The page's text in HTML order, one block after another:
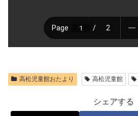
高松児童館おたより 高松児童館
シェアする